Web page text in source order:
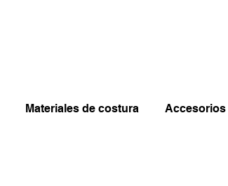
Materiales de costura